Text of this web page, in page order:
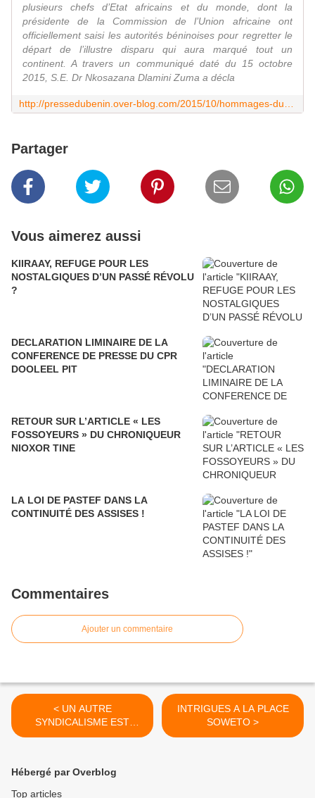
plusieurs chefs d’Etat africains et du monde, dont la
présidente de la Commission de l’Union africaine ont
officiellement saisi les autorités béninoises pour regretter le
départ de l’illustre disparu qui aura marqué tout un
continent. A travers un communiqué daté du 15 octobre
2015, S.E. Dr Nkosazana Dlamini Zuma a décla
Partager
Vous aimerez aussi
KIIRAAY, REFUGE POUR LES
NOSTALGIQUES D’UN PASSÉ RÉVOLU
?
DECLARATION LIMINAIRE DE LA
CONFERENCE DE PRESSE DU CPR
DOOLEEL PIT
RETOUR SUR L’ARTICLE « LES
FOSSOYEURS » DU CHRONIQUEUR
NIOXOR TINE
LA LOI DE PASTEF DANS LA
CONTINUITÉ DES ASSISES !
Commentaires
Ajouter un commentaire
< UN AUTRE
SYNDICALISME EST
POSSIBLE ET
INTRIGUES A LA PLACE
SOWETO >
Hébergé par Overblog
Top articles